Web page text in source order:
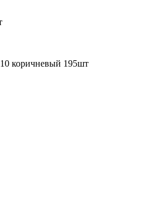
коричневый 195шт